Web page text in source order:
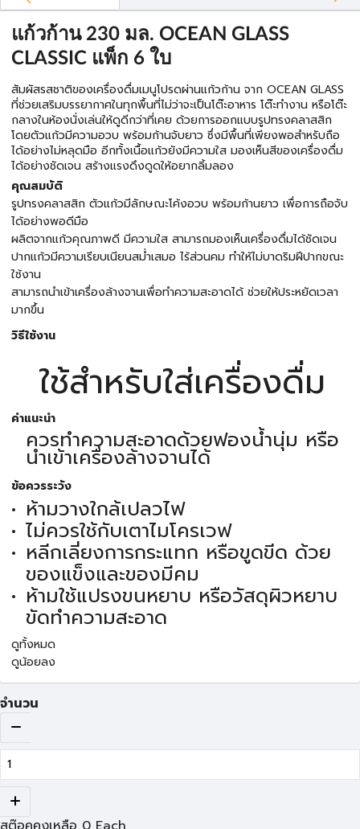
แก้วก้าน 230 มล. OCEAN GLASS
CLASSIC แพ็ก 6 ใบ
สัมผัสรสชาติของเครื่องดื่มเมนูโปรดผ่านแก้วก้าน จาก OCEAN GLASS
ที่ช่วยเสริมบรรยากาศในทุกพื้นที่ไม่ว่าจะเป็นโต๊ะอาหาร โต๊ะทำงาน หรือโต๊ะ
กลางในห้องนั่งเล่นให้ดูดีกว่าที่เคย ด้วยการออกแบบรูปทรงคลาสสิก
โดยตัวแก้วมีความอวบ พร้อมก้านจับยาว ซึ่งมีพื้นที่เพียงพอสำหรับถือ
ได้อย่างไม่หลุดมือ อีกทั้งเนื้อแก้วยังมีความใส มองเห็นสีของเครื่องดื่ม
ได้อย่างชัดเจน สร้างแรงดึงดูดให้อยากลิ้มลอง
คุณสมบัติ
รูปทรงคลาสสิก ตัวแก้วมีลักษณะโค้งอวบ พร้อมก้านยาว เพื่อการถือจับ
ได้อย่างพอดีมือ
ผลิตจากแก้วคุณภาพดี มีความใส สามารถมองเห็นเครื่องดื่มได้ชัดเจน
ปากแก้วมีความเรียบเนียนสม่ำเสมอ ไร้ส่วนคม ทำให้ไม่บาดริมฝีปากขณะ
ใช้งาน
สามารถนำเข้าเครื่องล้างจานเพื่อทำความสะอาดได้ ช่วยให้ประหยัดเวลา
มากขึ้น
วิธีใช้งาน
ใช้สำหรับใส่เครื่องดื่ม
คำแนะนำ
ควรทำความสะอาดด้วยฟองน้ำนุ่ม หรือ
นำเข้าเครื่องล้างจานได้
ข้อควรระวัง
ห้ามวางใกล้เปลวไฟ
ไม่ควรใช้กับเตาไมโครเวฟ
หลีกเลี่ยงการกระแทก หรือขูดขีด ด้วย
ของแข็งและของมีคม
ห้ามใช้แปรงขนหยาบ หรือวัสดุผิวหยาบ
ขัดทำความสะอาด
ดูทั้งหมด
ดูน้อยลง
จำนวน